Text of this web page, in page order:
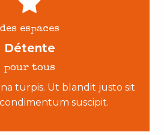
des espaces
Détente
pour tous
turpis. Ut blandit justo sit
suscipit.